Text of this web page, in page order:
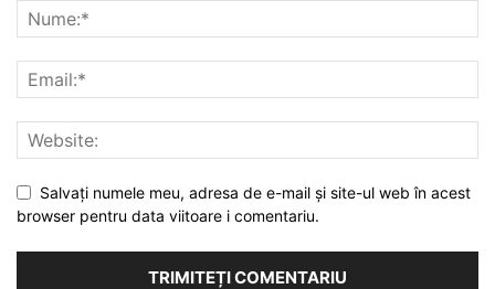
Salvați numele meu, adresa de e-mail și site-ul web în acest
browser pentru data viitoare i comentariu.